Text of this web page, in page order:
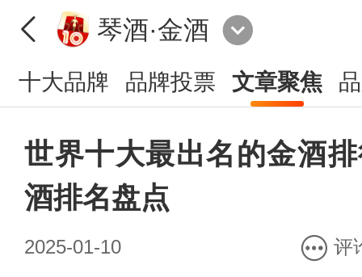
琴酒·金酒
十大品牌 品牌投票 文章聚焦
世界十大最出名的金酒
酒排名盘点
2025-01-10 评